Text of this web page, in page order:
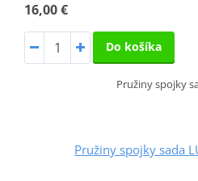
16,00 €
Do košíka
Pružiny spojky
Pružiny spojky sada